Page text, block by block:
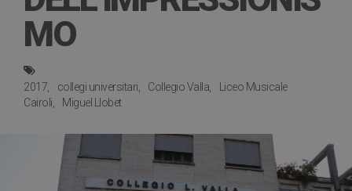
MO
2017 collegi universitari Collegio Valla
Liceo Musicale
Cairoli
Miguel Llobet